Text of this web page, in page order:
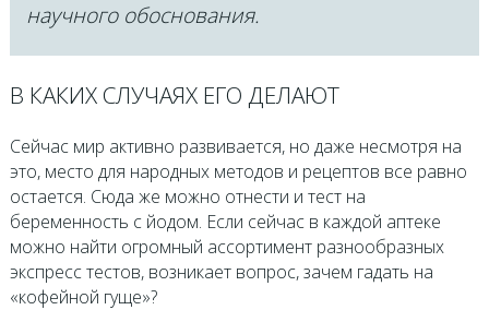
научного обоснования.
В КАКИХ СЛУЧАЯХ ЕГО ДЕЛАЮТ
Сейчас мир активно развивается, но даже несмотря на
это, место для народных методов и рецептов все равно
остается. Сюда же можно отнести и тест на
беременность с йодом. Если сейчас в каждой аптеке
можно найти огромный ассортимент разнообразных
экспресс тестов, возникает вопрос, зачем гадать на
«кофейной гуще»?